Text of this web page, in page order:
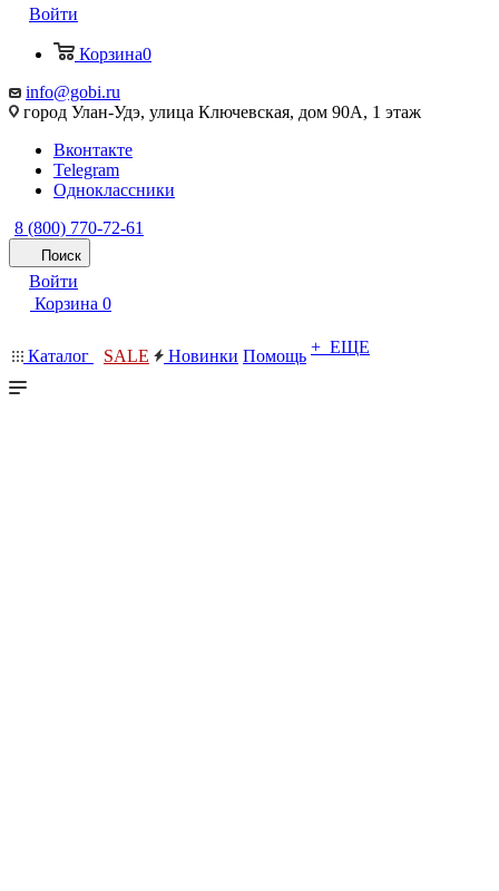
Войти
Корзина0
info@gobi.ru
город Улан-Удэ, улица Ключевская, дом 90А, 1 этаж
Вконтакте
Telegram
Одноклассники
8 (800) 770-72-61
Поиск
Войти
Корзина 0
Каталог SALE Новинки Помощь + ЕЩЕ